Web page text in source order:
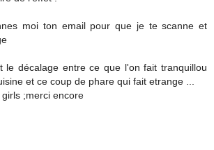
moi ton email pour que je te scanne et
le décalage entre ce que l'on fait tranquillou
et ce coup de phare qui fait etrange ...
;merci encore